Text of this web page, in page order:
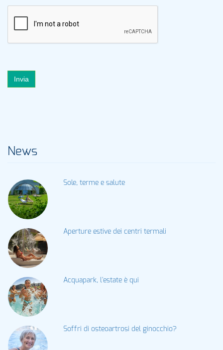
Invia
News
Sole, terme e salute
Aperture estive dei centri termali
Acquapark, l'estate è qui
Soffri di osteoartrosi del ginocchio?